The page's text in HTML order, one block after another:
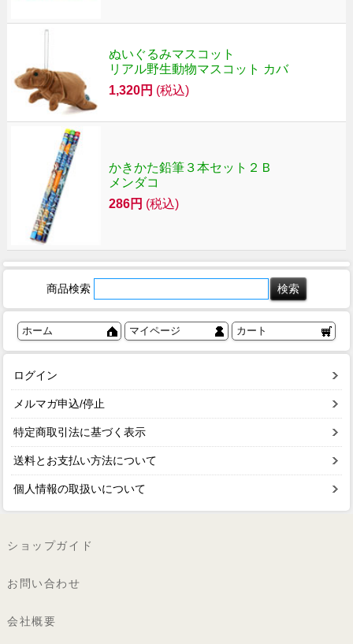
ぬいぐるみマスコット
リアル野生動物マスコット カバ
1,320円 (税込)
かきかた鉛筆３本セット２Ｂ
メンダコ
286円 (税込)
商品検索
ホーム マイページ カート
ログイン
メルマガ申込/停止
特定商取引法に基づく表示
送料とお支払い方法について
個人情報の取扱いについて
ショップガイド
お問い合わせ
会社概要